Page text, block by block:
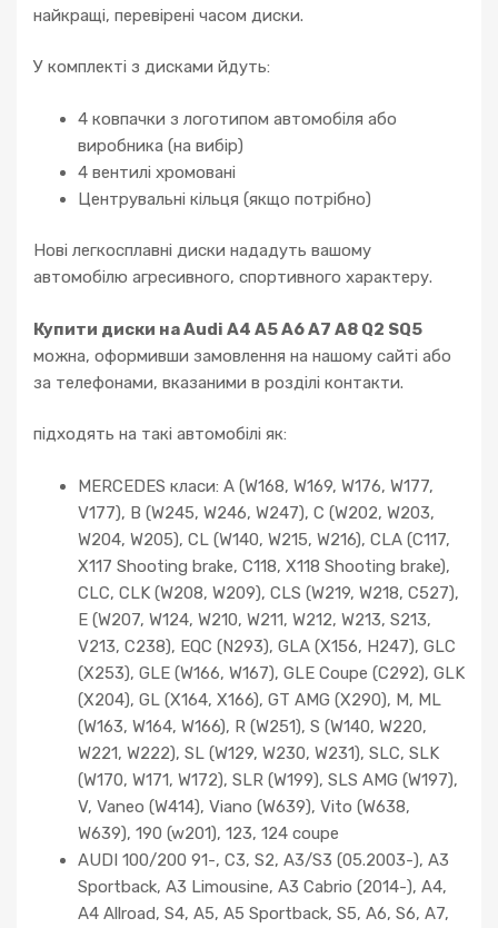
найкращі, перевірені часом диски.
У комплекті з дисками йдуть:
4 ковпачки з логотипом автомобіля або
виробника (на вибір)
4 вентилі хромовані
Центрувальні кільця (якщо потрібно)
Нові легкосплавні диски нададуть вашому
автомобілю агресивного, спортивного характеру.
Купити диски на Audi A4 A5 A6 A7 A8 Q2 SQ5
можна, оформивши замовлення на нашому сайті або
за телефонами, вказаними в розділі контакти.
підходять на такі автомобілі як:
MERCEDES класи: A (W168, W169, W176, W177,
V177), B (W245, W246, W247), C (W202, W203,
W204, W205), CL (W140, W215, W216), CLA (C117,
X117 Shooting brake, C118, X118 Shooting brake),
CLC, CLK (W208, W209), CLS (W219, W218, C527),
E (W207, W124, W210, W211, W212, W213, S213,
V213, C238), EQC (N293), GLA (X156, H247), GLC
(X253), GLE (W166, W167), GLE Coupe (C292), GLK
(X204), GL (X164, X166), GT AMG (X290), M, ML
(W163, W164, W166), R (W251), S (W140, W220,
W221, W222), SL (W129, W230, W231), SLC, SLK
(W170, W171, W172), SLR (W199), SLS AMG (W197),
V, Vaneo (W414), Viano (W639), Vito (W638,
W639), 190 (w201), 123, 124 coupe
AUDI 100/200 91-, C3, S2, A3/S3 (05.2003-), A3
Sportback, A3 Limousine, A3 Cabrio (2014-), A4,
A4 Allroad, S4, A5, A5 Sportback, S5, A6, S6, A7,